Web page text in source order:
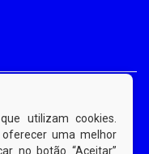
utilizam cookies.
uma melhor
no botão “Aceitar”